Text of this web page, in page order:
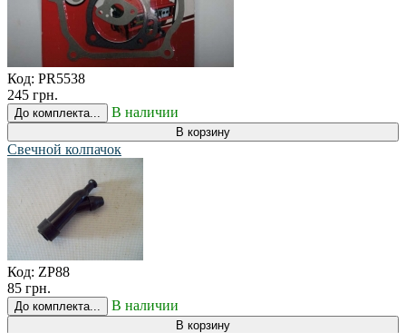
Код: PR5538
245 грн.
До комплекта... В наличии
В корзину
Свечной колпачок
Код: ZP88
85 грн.
До комплекта... В наличии
В корзину